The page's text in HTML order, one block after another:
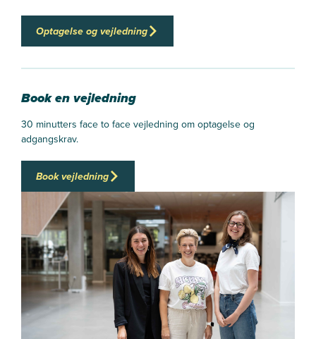
Optagelse og vejledning
Book en vejledning
30 minutters face to face vejledning om optagelse og
adgangskrav.
Book vejledning